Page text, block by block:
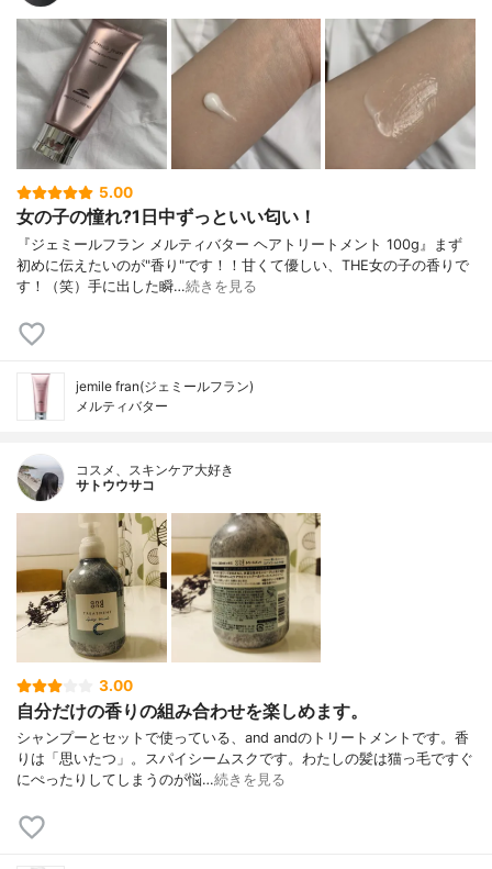
5.00
女の子の憧れ?1日中ずっといい匂い！
『ジェミールフラン メルティバター ヘアトリートメント 100g』まず
初めに伝えたいのが"香り"です！！甘くて優しい、THE女の子の香りで
す！（笑）手に出した瞬…続きを見る
jemile fran(ジェミールフラン)
メルティバター
コスメ、スキンケア大好き
サトウウサコ
3.00
自分だけの香りの組み合わせを楽しめます。
シャンプーとセットで使っている、and andのトリートメントです。香
りは「思いたつ」。スパイシームスクです。わたしの髪は猫っ毛ですぐ
にぺったりしてしまうのが悩…続きを見る